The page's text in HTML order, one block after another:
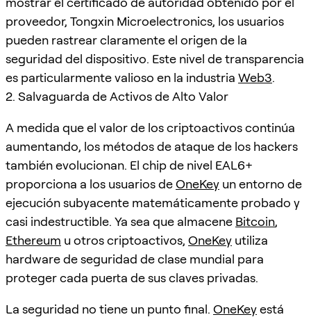
proveedor, Tongxin Microelectronics, los usuarios
pueden rastrear claramente el origen de la
seguridad del dispositivo. Este nivel de transparencia
es particularmente valioso en la industria Web3.
2. Salvaguarda de Activos de Alto Valor
A medida que el valor de los criptoactivos continúa
aumentando, los métodos de ataque de los hackers
también evolucionan. El chip de nivel EAL6+
proporciona a los usuarios deOneKey un entorno de
ejecución subyacente matemáticamente probado y
casi indestructible. Ya sea que almacene Bitcoin,
Ethereum u otros criptoactivos, OneKey utiliza
hardware de seguridad de clase mundial para
proteger cada puerta de sus claves privadas.
La seguridad no tiene un punto final. OneKeyestá